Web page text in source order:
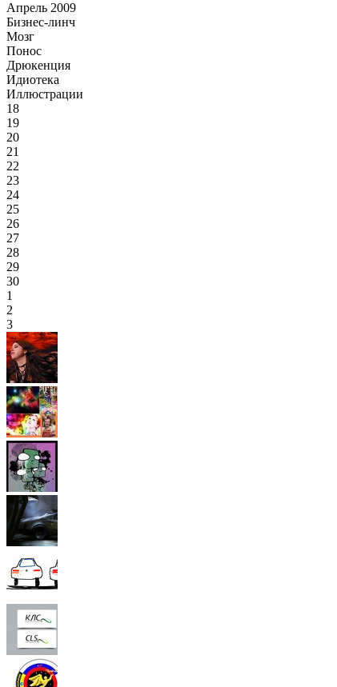
Апрель 2009
Бизнес-линч
Мозг
Понос
Дрюкенция
Идиотека
Иллюстрации
18
19
20
21
22
23
24
25
26
27
28
29
30
1
2
3